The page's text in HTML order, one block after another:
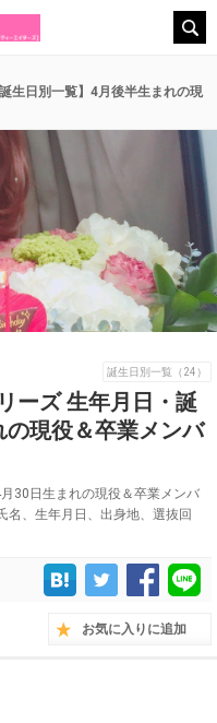
生日別一覧】4月後半生まれの現
誕生日別一覧（24）
ーズ 生年月日・誕
現役＆卒業メンバ
30日生まれの現役＆卒業メンバ
名、生年月日、出身地、選抜回
お気に入りに追加